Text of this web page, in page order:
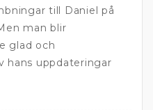
till Daniel på
man blir
glad och
hans uppdateringar